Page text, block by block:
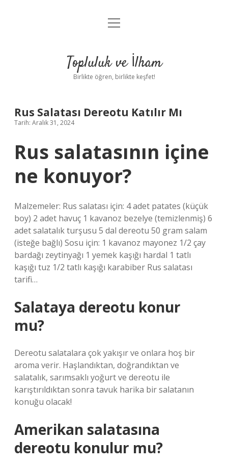
Anasayfa
Yasal Uyarı
menüyü
Topluluk ve İlham
Birlikte öğren, birlikte keşfet!
Rus Salatası Dereotu Katılır Mı
Tarih: Aralık 31, 2024
Rus salatasının içine
ne konuyor?
Malzemeler: Rus salatası için: 4 adet patates (küçük
boy) 2 adet havuç 1 kavanoz bezelye (temizlenmiş) 6
adet salatalık turşusu 5 dal dereotu 50 gram salam
(isteğe bağlı) Sosu için: 1 kavanoz mayonez 1/2 çay
bardağı zeytinyağı 1 yemek kaşığı hardal 1 tatlı
kaşığı tuz 1/2 tatlı kaşığı karabiber Rus salatası
tarifi…
Salataya dereotu konur
mu?
Dereotu salatalara çok yakışır ve onlara hoş bir
aroma verir. Haşlandıktan, doğrandıktan ve
salatalık, sarımsaklı yoğurt ve dereotu ile
karıştırıldıktan sonra tavuk harika bir salatanın
konuğu olacak!
Amerikan salatasına
dereotu konulur mu?